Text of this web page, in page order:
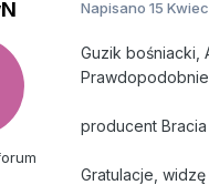
Napisano 15
Guzik bośniacki,
producent
Gratulacje,